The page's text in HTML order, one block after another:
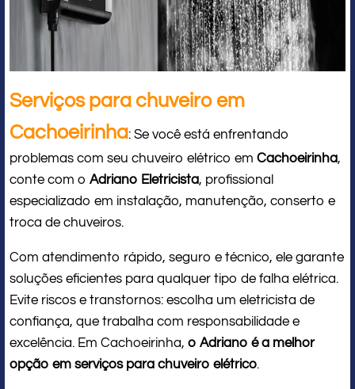
Serviços para chuveiro em
Cachoeirinha: Se você está enfrentando
problemas com seu chuveiro elétrico em Cachoeirinha,
conte com o Adriano Eletricista, profissional
especializado em instalação, manutenção, conserto e
troca de chuveiros.
Com atendimento rápido, seguro e técnico, ele garante
soluções eficientes para qualquer tipo de falha elétrica.
Evite riscos e transtornos: escolha um eletricista de
confiança, que trabalha com responsabilidade e
excelência. Em Cachoeirinha, o Adriano é a melhor
opção em serviços para chuveiro elétrico.